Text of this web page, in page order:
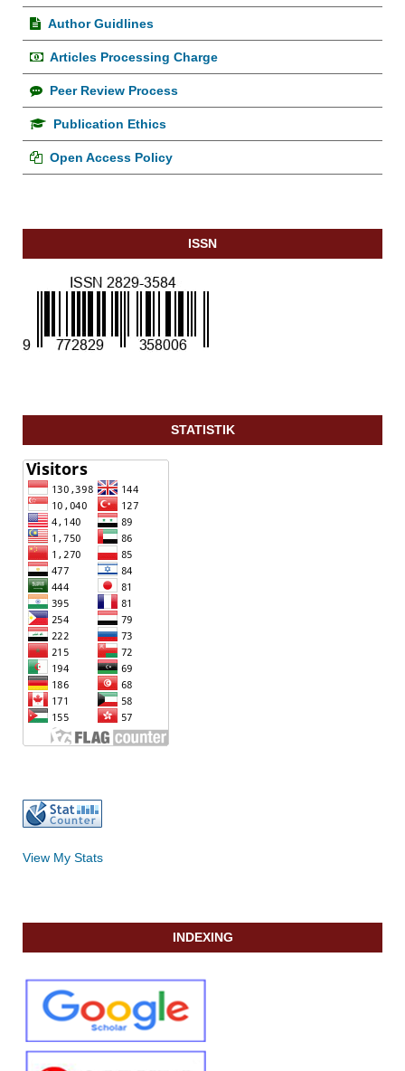
Author Guidlines
Articles Processing Charge
Peer Review Process
Publication Ethics
Open Access Policy
ISSN
STATISTIK
View My Stats
INDEXING